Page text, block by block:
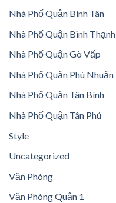
Nhà Phố Quận Bình Tân
Nhà Phố Quận Bình Thạnh
Nhà Phố Quận Gò Vấp
Nhà Phố Quận Phú Nhuận
Nhà Phố Quận Tân Bình
Nhà Phố Quận Tân Phú
Style
Uncategorized
Văn Phòng
Văn Phòng Quận 1